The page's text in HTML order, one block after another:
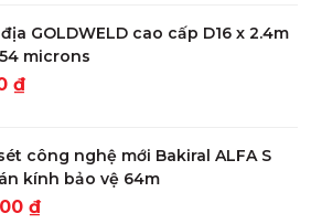
GOLDWELD cao cấp D16 x 2.4m
microns
₫
công nghệ mới Bakiral ALFA S
kính bảo vệ 64m
₫